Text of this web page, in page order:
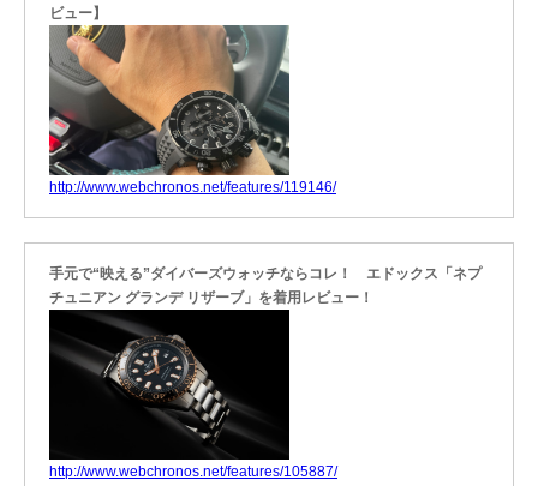
ビュー】
http://www.webchronos.net/features/119146/
手元で“映える”ダイバーズウォッチならコレ！ エドックス「ネプ
チュニアン グランデ リザーブ」を着用レビュー！
http://www.webchronos.net/features/105887/